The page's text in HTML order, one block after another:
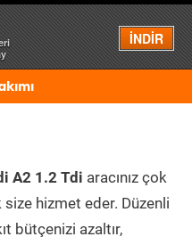
İNDİR
Menü
A2 1.2 Tdi aracınız çok
size hizmet eder. Düzenli
bütçenizi azaltır,